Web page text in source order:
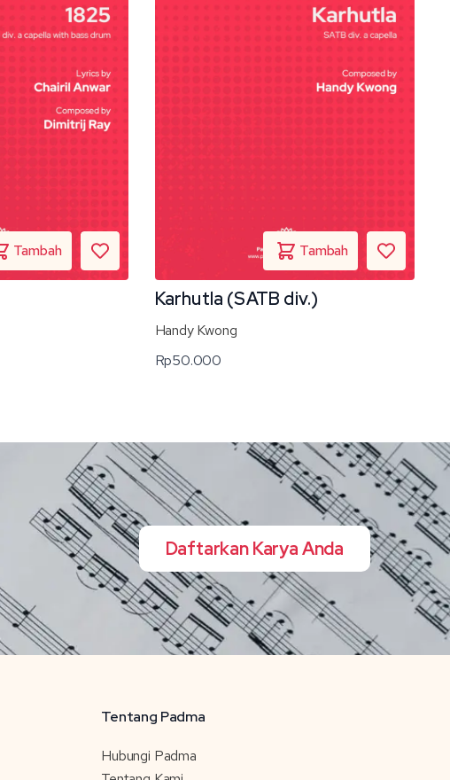
Karhutla (SATB div.)
Handy Kwong
Rp50.000
Daftarkan Karya Anda
Tentang Padma
Hubungi Padma